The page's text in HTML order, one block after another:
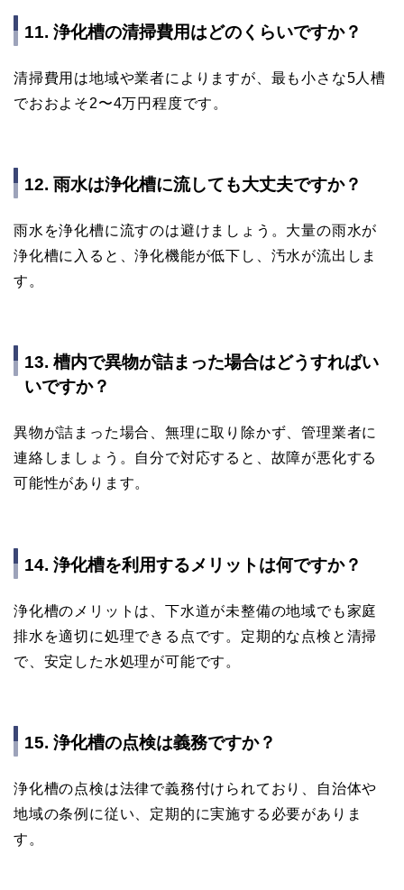
11. 浄化槽の清掃費用はどのくらいですか？
清掃費用は地域や業者によりますが、最も小さな5人槽
でおおよそ2〜4万円程度です。
12. 雨水は浄化槽に流しても大丈夫ですか？
雨水を浄化槽に流すのは避けましょう。大量の雨水が
浄化槽に入ると、浄化機能が低下し、汚水が流出しま
す。
13. 槽内で異物が詰まった場合はどうすればい
いですか？
異物が詰まった場合、無理に取り除かず、管理業者に
連絡しましょう。自分で対応すると、故障が悪化する
可能性があります。
14. 浄化槽を利用するメリットは何ですか？
浄化槽のメリットは、下水道が未整備の地域でも家庭
排水を適切に処理できる点です。定期的な点検と清掃
で、安定した水処理が可能です。
15. 浄化槽の点検は義務ですか？
浄化槽の点検は法律で義務付けられており、自治体や
地域の条例に従い、定期的に実施する必要がありま
す。